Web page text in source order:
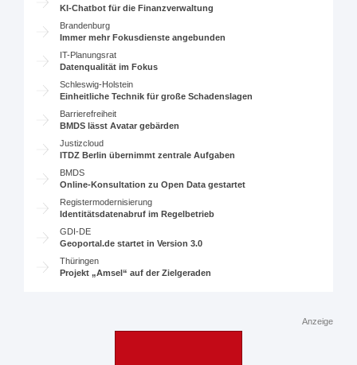
KI-Chatbot für die Finanzverwaltung
Brandenburg
Immer mehr Fokusdienste angebunden
IT-Planungsrat
Datenqualität im Fokus
Schleswig-Holstein
Einheitliche Technik für große Schadenslagen
Barrierefreiheit
BMDS lässt Avatar gebärden
Justizcloud
ITDZ Berlin übernimmt zentrale Aufgaben
BMDS
Online-Konsultation zu Open Data gestartet
Registermodernisierung
Identitätsdatenabruf im Regelbetrieb
GDI-DE
Geoportal.de startet in Version 3.0
Thüringen
Projekt „Amsel“ auf der Zielgeraden
Anzeige